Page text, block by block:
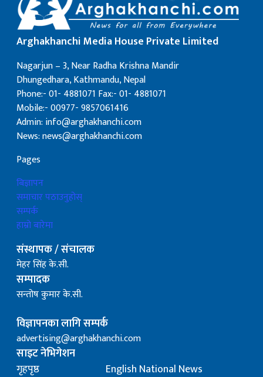
Arghakhanchi Media House Private Limited
Nagarjun – 3, Near Radha Krishna Mandir
Dhungedhara, Kathmandu, Nepal
Phone:- 01- 4881071 Fax:- 01- 4881071
Mobile:- 00977- 9857061416
Admin: info@arghakhanchi.com
News: news@arghakhanchi.com
Pages
बिज्ञापन
समाचार पठाउनुहोस्
सम्पर्क
हाम्रो बारेमा
संस्थापक / संचालक
मेहर सिंह के.सी.
सम्पादक
सन्तोष कुमार के.सी.
विज्ञापनका लागि सम्पर्क
advertising@arghakhanchi.com
साइट नेभिगेशन
गृहपृष्ठ
English National News